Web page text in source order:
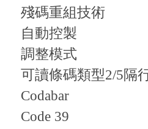
殘碼重組技術
自動控製
調整模式
可讀條碼類型2/5隔
Codabar
Code 39